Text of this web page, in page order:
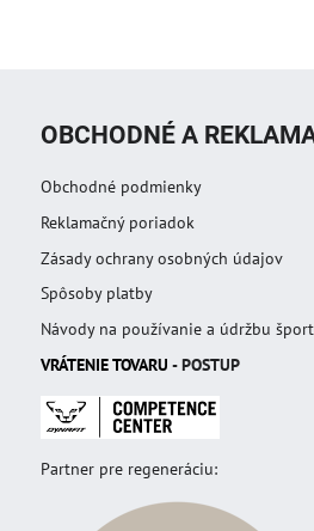
OBCHODNÉ A
Obchodné podmienky
Reklamačný poriadok
Zásady ochrany osobných údajov
Spôsoby platby
Návody na používanie a údržbu
VRÁTENIE TOVARU - POSTUP
Partner pre regeneráciu: